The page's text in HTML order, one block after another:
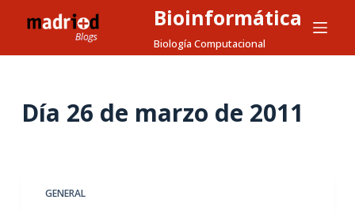
l
Bioinformática
Biología Computacional
Día 26 de marzo de 2011
GENERAL